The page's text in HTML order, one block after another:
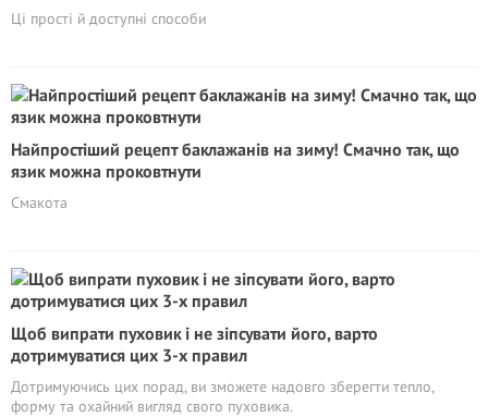
Ці прості й доступні способи
Найпростіший рецепт баклажанів на зиму! Смачно так, що
язик можна проковтнути
Смакота
Щоб випрати пуховик і не зіпсувати його, варто
дотримуватися цих 3-х правил
Дотримуючись цих порад, ви зможете надовго зберегти тепло,
форму та охайний вигляд свого пуховика.